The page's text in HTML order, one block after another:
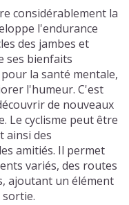
considérablement la
l'endurance
des jambes et
ses bienfaits
la santé mentale,
l'humeur. C'est
de nouveaux
Le cyclisme peut être
ainsi des
amitiés. Il permet
variés, des routes
ajoutant un élément